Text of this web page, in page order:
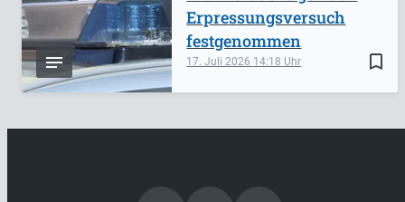
bookmark_border
17. Juli 2026 14:18
Erpressungsversuch
festgenommen